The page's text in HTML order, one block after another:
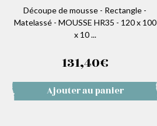
Découpe de mousse - Rectangle -
Matelassé - MOUSSE HR35 - 120 x 100
x 10 ...
131,40€
Ajouter au panier